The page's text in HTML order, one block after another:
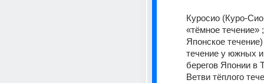
Куросио (Куро-
«тёмное течение»
Японское
течение у южных
берегов Японии в
Ветви тёплого